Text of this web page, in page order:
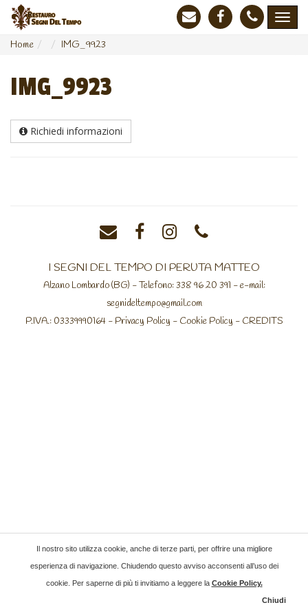
Home IMG_9923
IMG_9923
Richiedi informazioni
I SEGNI DEL TEMPO DI PERUTA MATTEO
Alzano Lombardo (BG) - Telefono: 338 96 20 391 - e-mail:
segnideltempo@gmail.com
P.IVA.: 03339990164 - Privacy Policy - Cookie Policy - CREDITS
Il nostro sito utilizza cookie, anche di terze parti, per offrire una migliore
esperienza di navigazione. Chiudendo questo avviso acconsenti all’uso dei
cookie. Per saperne di più ti invitiamo a leggere la Cookie Policy.
Chiudi